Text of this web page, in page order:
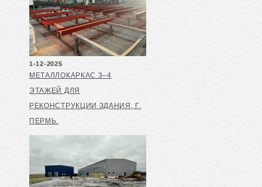
1-12-2025
МЕТАЛЛОКАРКАС 3–4
ЭТАЖЕЙ ДЛЯ
РЕКОНСТРУКЦИИ ЗДАНИЯ, Г.
ПЕРМЬ.